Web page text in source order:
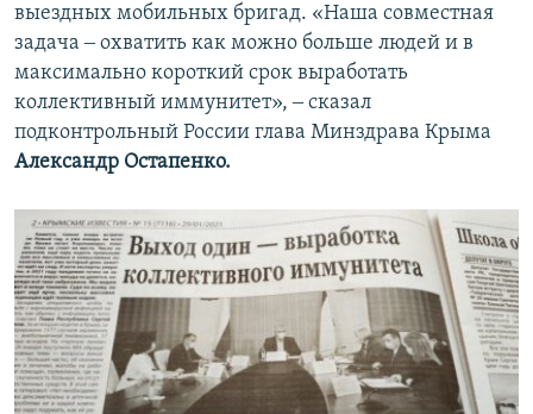
выездных мобильных бригад. «Наша совместная
задача ‒ охватить как можно больше людей и в
максимально короткий срок выработать
коллективный иммунитет», ‒ сказал
подконтрольный России глава Минздрава Крыма
Александр Остапенко.